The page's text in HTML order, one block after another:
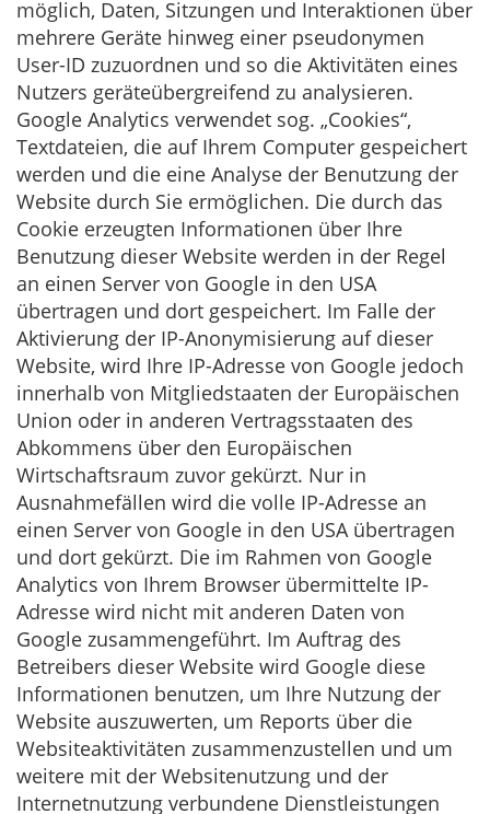
möglich, Daten, Sitzungen und Interaktionen über
mehrere Geräte hinweg einer pseudonymen
User-ID zuzuordnen und so die Aktivitäten eines
Nutzers geräteübergreifend zu analysieren.
Google Analytics verwendet sog. „Cookies“,
Textdateien, die auf Ihrem Computer gespeichert
werden und die eine Analyse der Benutzung der
Website durch Sie ermöglichen. Die durch das
Cookie erzeugten Informationen über Ihre
Benutzung dieser Website werden in der Regel
an einen Server von Google in den USA
übertragen und dort gespeichert. Im Falle der
Aktivierung der IP-Anonymisierung auf dieser
Website, wird Ihre IP-Adresse von Google jedoch
innerhalb von Mitgliedstaaten der Europäischen
Union oder in anderen Vertragsstaaten des
Abkommens über den Europäischen
Wirtschaftsraum zuvor gekürzt. Nur in
Ausnahmefällen wird die volle IP-Adresse an
einen Server von Google in den USA übertragen
und dort gekürzt. Die im Rahmen von Google
Analytics von Ihrem Browser übermittelte IP-
Adresse wird nicht mit anderen Daten von
Google zusammengeführt. Im Auftrag des
Betreibers dieser Website wird Google diese
Informationen benutzen, um Ihre Nutzung der
Website auszuwerten, um Reports über die
Websiteaktivitäten zusammenzustellen und um
weitere mit der Websitenutzung und der
Internetnutzung verbundene Dienstleistungen